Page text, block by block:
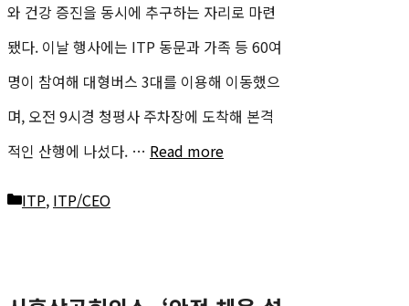
와 건강 증진을 동시에 추구하는 자리로 마련
됐다. 이날 행사에는 ITP 동문과 가족 등 60여
명이 참여해 대형버스 3대를 이용해 이동했으
며, 오전 9시경 청평사 주차장에 도착해 본격
적인 산행에 나섰다. … Read more
카
ITP, ITP/CEO